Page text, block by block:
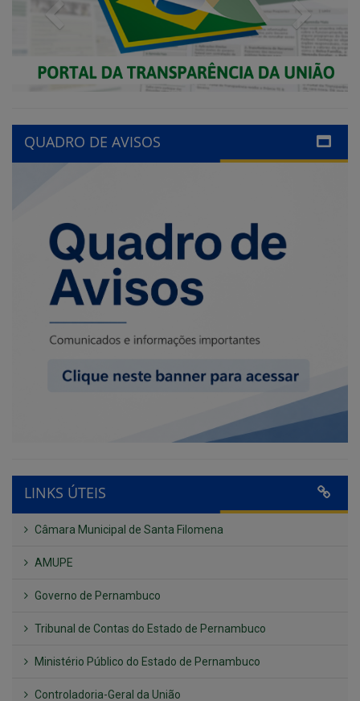
Previous Next
QUADRO DE AVISOS
LINKS ÚTEIS
Câmara Municipal de Santa Filomena
AMUPE
Governo de Pernambuco
Tribunal de Contas do Estado de Pernambuco
Ministério Público do Estado de Pernambuco
Controladoria-Geral da União